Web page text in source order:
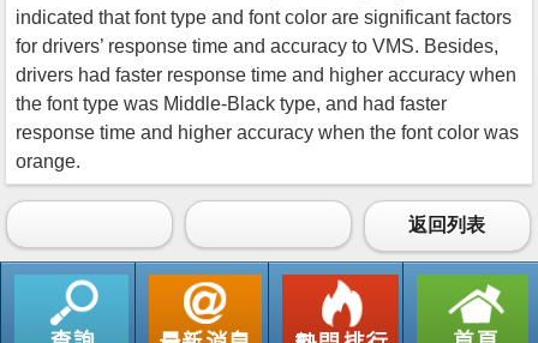
indicated that font type and font color are significant factors
for drivers’ response time and accuracy to VMS. Besides,
drivers had faster response time and higher accuracy when
the font type was Middle-Black type, and had faster
response time and higher accuracy when the font color was
orange.
返回列表